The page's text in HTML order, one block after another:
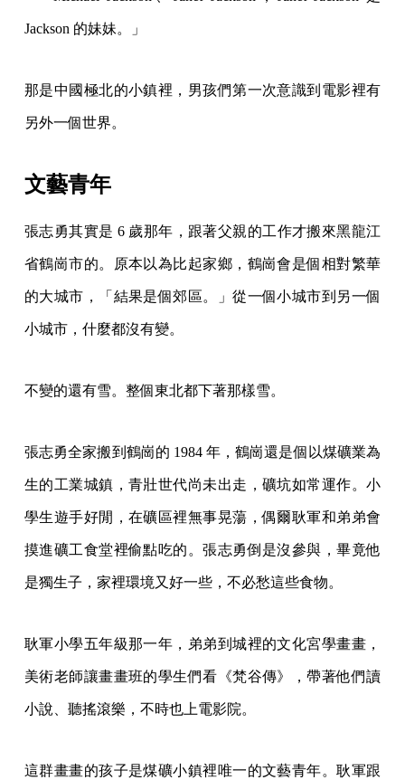
Jackson 的妹妹。」
那是中國極北的小鎮裡，男孩們第一次意識到電影裡有
另外一個世界。
文藝青年
張志勇其實是 6 歲那年，跟著父親的工作才搬來黑龍江
省鶴崗市的。原本以為比起家鄉，鶴崗會是個相對繁華
的大城市，「結果是個郊區。」從一個小城市到另一個
小城市，什麼都沒有變。
不變的還有雪。整個東北都下著那樣雪。
張志勇全家搬到鶴崗的 1984 年，鶴崗還是個以煤礦業為
生的工業城鎮，青壯世代尚未出走，礦坑如常運作。小
學生遊手好閒，在礦區裡無事晃蕩，偶爾耿軍和弟弟會
摸進礦工食堂裡偷點吃的。張志勇倒是沒參與，畢竟他
是獨生子，家裡環境又好一些，不必愁這些食物。
耿軍小學五年級那一年，弟弟到城裡的文化宮學畫畫，
美術老師讓畫畫班的學生們看《梵谷傳》，帶著他們讀
小說、聽搖滾樂，不時也上電影院。
這群畫畫的孩子是煤礦小鎮裡唯一的文藝青年。耿軍跟